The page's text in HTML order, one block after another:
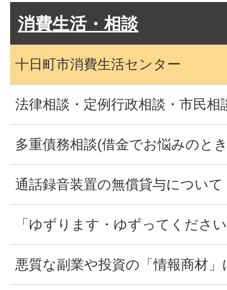
消費生活・相談
十日町市消費生活センター
法律相談・定例行政相談・市民相
多重債務相談(借金でお悩みのと
通話録音装置の無償貸与について
「ゆずります・ゆずってくださ
悪質な副業や投資の「情報商材」